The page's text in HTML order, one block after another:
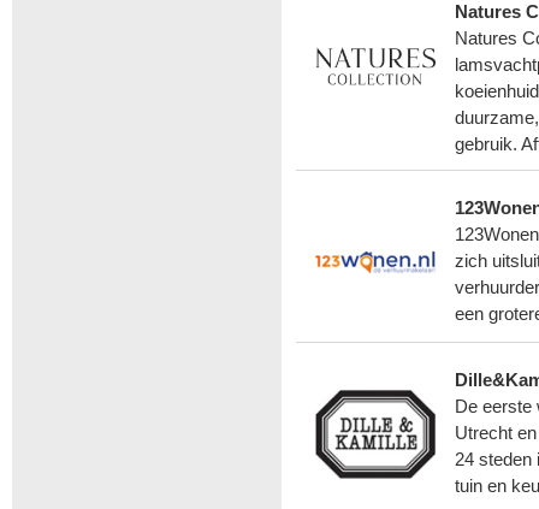
Natures
Natures
gebruik.
zich
een
De eerste
Utrecht
24 steden
tuin en